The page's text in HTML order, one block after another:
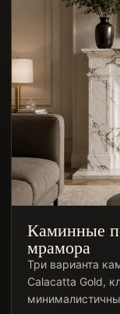
Каминные
мрамора
Три варианта
Calacatta Gold,